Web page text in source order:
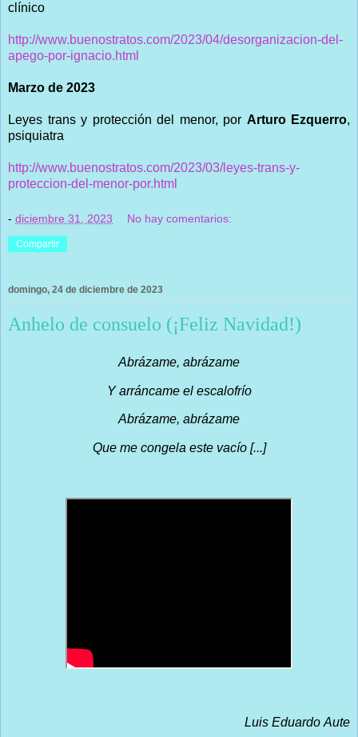
clínico
http://www.buenostratos.com/2023/04/desorganizacion-del-
apego-por-ignacio.html
Marzo de 2023
Leyes trans y protección del menor, por Arturo Ezquerro,
psiquiatra
http://www.buenostratos.com/2023/03/leyes-trans-y-
proteccion-del-menor-por.html
- diciembre 31, 2023 No hay comentarios:
Compartir
domingo, 24 de diciembre de 2023
Anhelo de consuelo (¡Feliz Navidad!)
Abrázame, abrázame
Y arráncame el escalofrío
Abrázame, abrázame
Que me congela este vacío [...]
Luis Eduardo Aute